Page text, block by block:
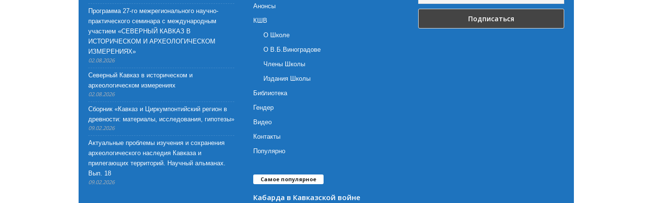
Программа 27-го межрегионального научно-
практического семинара с международным
участием «СЕВЕРНЫЙ КАВКАЗ В
ИСТОРИЧЕСКОМ И АРХЕОЛОГИЧЕСКОМ
ИЗМЕРЕНИЯХ»
02.08.2026
Северный Кавказ в историческом и
археологическом измерениях
02.08.2026
Сборник «Кавказ и Циркумпонтийский регион в
древности: материалы, исследования, гипотезы»
09.02.2026
Актуальные проблемы изучения и сохранения
археологического наследия Кавказа и
прилегающих территорий. Научный альманах.
Вып. 18
09.02.2026
Анонсы
КШВ
О Школе
О В.Б.Виноградове
Члены Школы
Издания Школы
Библиотека
Гендер
Видео
Контакты
Популярно
Самое популярное
Кабарда в Кавказской войне